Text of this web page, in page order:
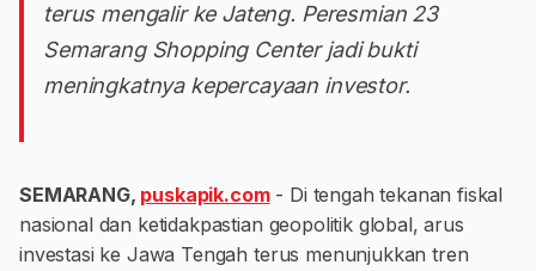
terus mengalir ke Jateng. Peresmian 23
Semarang Shopping Center jadi bukti
meningkatnya kepercayaan investor.
SEMARANG, puskapik.com- Di tengah tekanan fiskal
nasional dan ketidakpastian geopolitik global, arus
investasi ke Jawa Tengah terus menunjukkan tren